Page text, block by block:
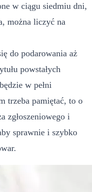
w ciągu siedmiu dni,
można liczyć na
do podarowania aż
powstałych
w pełni
trzeba pamiętać, to o
zgłoszeniowego i
sprawnie i szybko